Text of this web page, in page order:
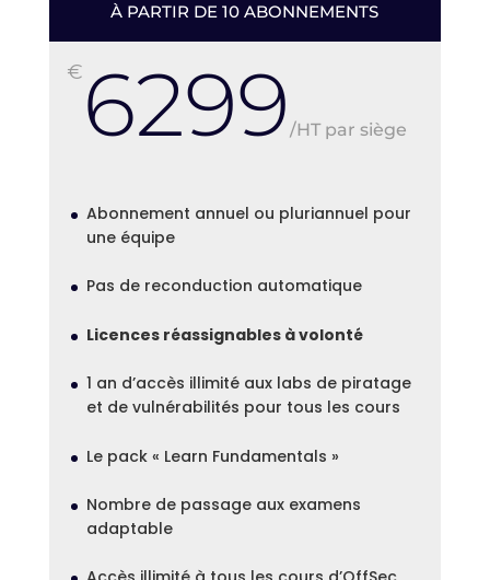
À PARTIR DE 10 ABONNEMENTS
€ 6299 /HT par siège
Abonnement annuel ou pluriannuel pour
une équipe
Pas de reconduction automatique
Licences réassignables à volonté
1 an d’accès illimité aux labs de piratage
et de vulnérabilités pour tous les cours
Le pack « Learn Fundamentals »
Nombre de passage aux examens
adaptable